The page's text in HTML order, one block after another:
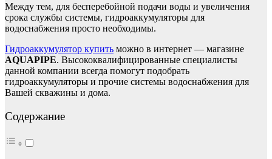
Между тем, для бесперебойной подачи воды и увеличения
срока службы системы, гидроаккумуляторы для
водоснабжения просто необходимы.
Гидроаккумулятор купить можно в интернет — магазине
AQUAPIPE. Высококвалифицированные специалисты
данной компании всегда помогут подобрать
гидроаккумуляторы и прочие системы водоснабжения для
Вашей скважины и дома.
Содержание